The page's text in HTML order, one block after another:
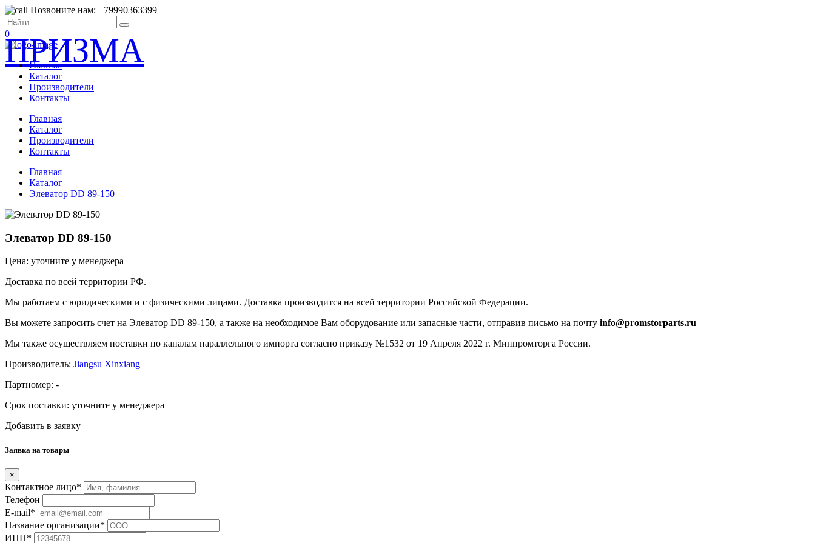
Позвоните нам: +79990363399
0
ПРИЗМА
Главная
Каталог
Производители
Контакты
Главная
Каталог
Производители
Контакты
Главная
Каталог
Элеватор DD 89-150
Элеватор DD 89-150
Цена: уточните у менеджера
Доставка по всей территории РФ.
Мы работаем с юридическими и с физическими лицами. Доставка производится на всей территории Российской Федерации.
Вы можете запросить счет на Элеватор DD 89-150, а также на необходимое Вам оборудование или запасные части, отправив письмо на почту info@promstorparts.ru
Мы также осуществляем поставки по каналам параллельного импорта согласно приказу №1532 от 19 Апреля 2022 г. Минпромторга России.
Производитель: Jiangsu Xinxiang
Партномер: -
Срок поставки: уточните у менеджера
Добавить в заявку
Заявка на товары
×
Контактное лицо*
Телефон
E-mail*
Название организации*
ИНН*